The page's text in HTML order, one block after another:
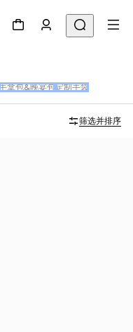
手拿包&晚宴包 定制手袋
筛选并排序